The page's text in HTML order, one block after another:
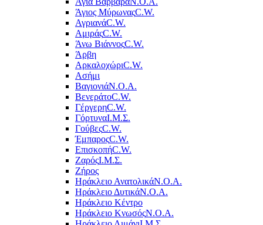
Άγιος ΜύρωναςC.W.
ΑγριανάC.W.
ΑμιράςC.W.
Άνω ΒιάννοςC.W.
Άρβη
ΑρκαλοχώριC.W.
Ασήμι
ΒαγιονιάΝ.Ο.Α.
ΒενεράτοC.W.
ΓέργερηC.W.
ΓόρτυναΙ.Μ.Σ.
ΓούβεςC.W.
ΈμπαροςC.W.
ΕπισκοπήC.W.
ΖαρόςΙ.Μ.Σ.
Ζήρος
Ηράκλειο ΑνατολικάΝ.Ο.Α.
Ηράκλειο ΔυτικάΝ.Ο.Α.
Ηράκλειο Κέντρο
Ηράκλειο ΚνωσόςΝ.Ο.Α.